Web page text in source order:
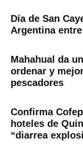
Día de San
Argentina
Mahahual da
ordenar y
pescadores
Confirma
hoteles de
“diarrea